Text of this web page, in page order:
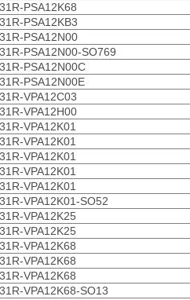
PSA12K68
PSA12KB3
PSA12N00
PSA12N00-SO769
PSA12N00C
PSA12N00E
VPA12C03
VPA12H00
VPA12K01
VPA12K01
VPA12K01
VPA12K01
VPA12K01
VPA12K01-SO52
VPA12K25
VPA12K25
VPA12K68
VPA12K68
VPA12K68
VPA12K68-SO13